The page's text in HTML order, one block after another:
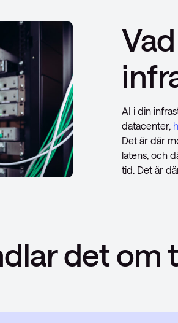
AI i din
datacenter,
Det är där
latens, och
tid. Det är
det om